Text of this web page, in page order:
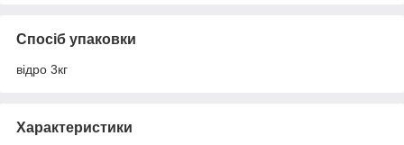
Спосіб упаковки
відро 3кг
Характеристики